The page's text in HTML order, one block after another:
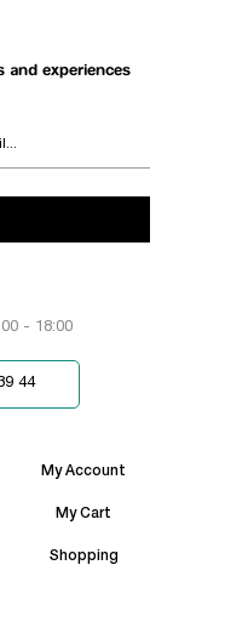
experiences
- 18:00
44
My Account
My Cart
Shopping